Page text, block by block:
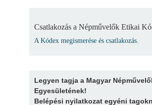
Csatlakozás a Népművelők Etikai
A Kódex megismerése és csatlakozás.
Legyen tagja a Magyar
Egyesületének!
Belépési nyilatkozat egyéni